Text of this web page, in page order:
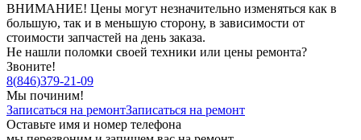
ВНИМАНИЕ! Цены могут незначительно изменяться как в
большую, так и в меньшую сторону, в зависимости от
стоимости запчастей на день заказа.
Не нашли поломки своей техники или цены ремонта?
Звоните!
8(846)379-21-09
Мы починим!
Записаться на ремонтЗаписаться на ремонт
Оставьте имя и номер телефона